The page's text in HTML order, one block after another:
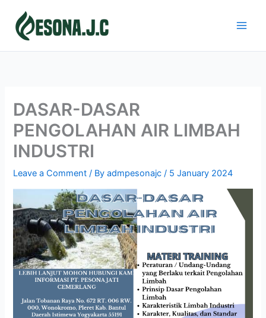
content
DASAR-DASAR
PENGOLAHAN AIR LIMBAH
INDUSTRI
Leave a Comment / Byadmpesonajc/ 5 January 2024